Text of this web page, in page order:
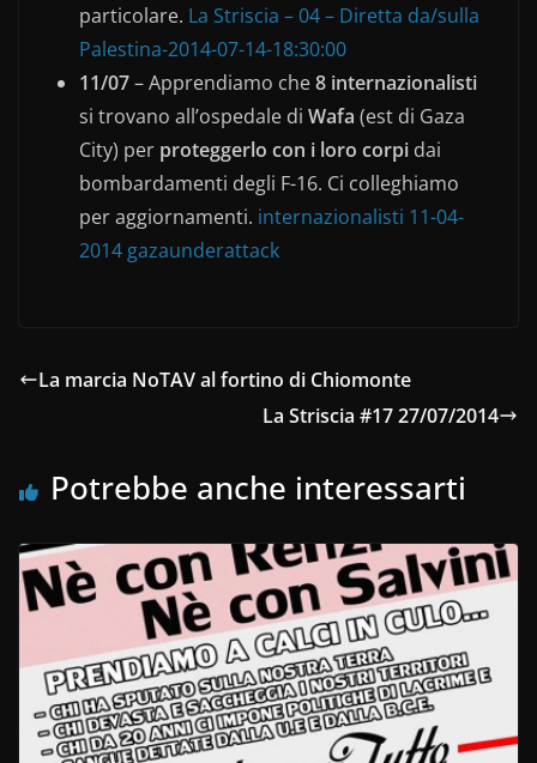
particolare. La Striscia – 04 – Diretta da/sulla
Palestina-2014-07-14-18:30:00
11/07– Apprendiamo che8 internazionalisti
si trovano all’ospedale di Wafa (est di Gaza
City) per proteggerlo con i loro corpi dai
bombardamenti degli F-16. Ci colleghiamo
per aggiornamenti. internazionalisti 11-04-
2014 gazaunderattack
La marcia NoTAV al fortino di Chiomonte
La Striscia #17 27/07/2014
Potrebbe anche interessarti